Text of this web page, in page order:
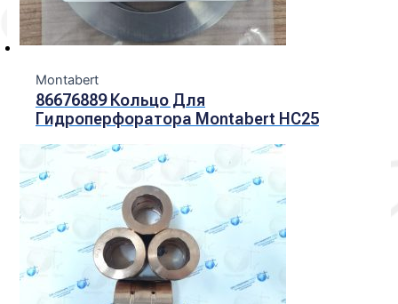
Montabert
86676889 Кольцо Для
Гидроперфоратора Montabert HC25